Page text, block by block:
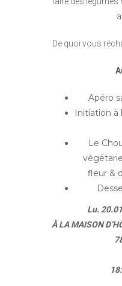
De quoi vous
Apéro
Initiation à
Le
fleur &
Lu.
À LA MAISON